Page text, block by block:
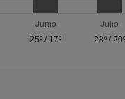
Junio
25º / 17º
Julio
28º/ 20º